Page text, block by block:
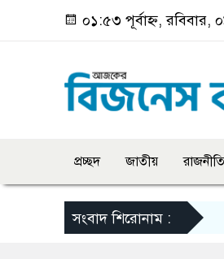
০১:৫৩ পূর্বাহ্ন, রবিবার,
প্রচ্ছদ জাতীয় রাজনীতি
সংবাদ শিরোনাম :